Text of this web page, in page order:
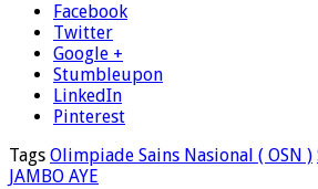
Facebook
Twitter
Google +
Stumbleupon
LinkedIn
Pinterest
Tags Olimpiade Sains Nasional ( OSN )
JAMBO AYE